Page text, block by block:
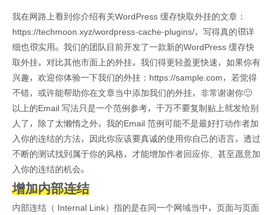
我在网路上看到你介绍有关WordPress 缓存快取外挂的文章：
https://techmoon.xyz/wordpress-cache-plugins/，写得真的很详
细也很实用。我们的团队目前开发了一款新的WordPress 缓存快
取外挂，对比其他市面上的外挂，我们得更轻盈更快速，如果你有
兴趣，欢迎你体验一下我们的外挂：https://sample.com，若觉得
不错，或许能帮助你在文章当中添加我们的外挂，非常谢谢你🙂
以上的Email 写法只是一个范例参考，千万不要复制贴上就发给别
人了，除了太懒惰之外，我的Email 范例可能不是最好打动作者加
入你的连结的方法，因此你应该要真诚的使用你自己的语言，透过
不断的测试找到属于你的风格，才能增加作者回应你、甚至愿意加
入你的连结的机会。
增加内部连结
内部连结（ Internal Link）指的是在同一个网域当中，页面与页面